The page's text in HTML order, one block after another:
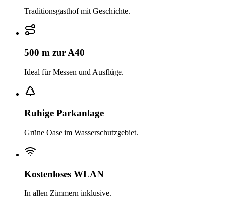
Traditionsgasthof mit Geschichte.
500 m zur A40
Ideal für Messen und Ausflüge.
Ruhige Parkanlage
Grüne Oase im Wasserschutzgebiet.
Kostenloses WLAN
In allen Zimmern inklusive.